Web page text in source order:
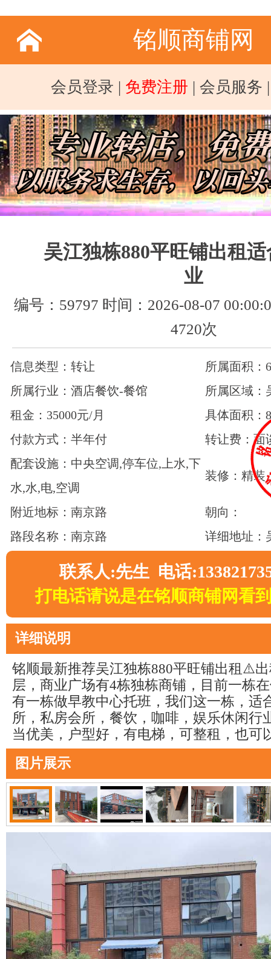
铭顺商铺网
会员登录 | 免费注册 | 会员服务
吴江独栋880平旺铺出租
业
编号：59797 时间：2026-08-07
4720次
信息类型：转让
所属面积：
所属行业：酒店餐饮-餐馆
所属区域：
租金：35000元/月
具体面积：
付款方式：半年付
转让费：面
配套设施：中央空调,停车位,上水,下
水,水,电,空调
装修：精装
附近地标：南京路
朝向：
路段名称：南京路
详细地址：
联系人:先生 电话
打电话请说是在铭顺商铺网看
详细说明
铭顺最新推荐吴江独栋880平旺铺出租⚠️
层，商业广场有4栋独栋商铺，目前一栋
有一栋做早教中心托班，我们这一栋，适
所，私房会所，餐饮，咖啡，娱乐休闲行
当优美，户型好，有电梯，可整租，也可
图片展示